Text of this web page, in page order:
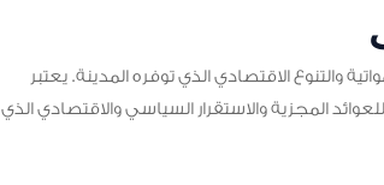
والتنوع الاقتصادي الذي توفره المدينة. يعتبر
المجزية والاستقرار السياسي والاقتصادي الذي